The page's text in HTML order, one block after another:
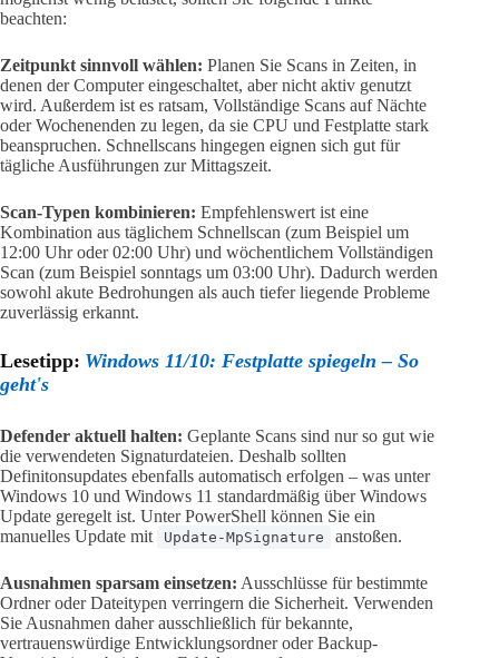
beachten:
Zeitpunkt sinnvoll wählen: Planen Sie Scans in Zeiten, in
denen der Computer eingeschaltet, aber nicht aktiv genutzt
wird. Außerdem ist es ratsam, Vollständige Scans auf Nächte
oder Wochenenden zu legen, da sie CPU und Festplatte stark
beanspruchen. Schnellscans hingegen eignen sich gut für
tägliche Ausführungen zur Mittagszeit.
Scan-Typen kombinieren: Empfehlenswert ist eine
Kombination aus täglichem Schnellscan (zum Beispiel um
12:00 Uhr oder 02:00 Uhr) und wöchentlichem Vollständigen
Scan (zum Beispiel sonntags um 03:00 Uhr). Dadurch werden
sowohl akute Bedrohungen als auch tiefer liegende Probleme
zuverlässig erkannt.
Lesetipp: Windows 11/10: Festplatte spiegeln – So
geht's
Defender aktuell halten: Geplante Scans sind nur so gut wie
die verwendeten Signaturdateien. Deshalb sollten
Definitonsupdates ebenfalls automatisch erfolgen – was unter
Windows 10 und Windows 11 standardmäßig über Windows
Update geregelt ist. Unter PowerShell können Sie ein
manuelles Update mit
Update-MpSignature anstoßen.
Ausnahmen sparsam einsetzen: Ausschlüsse für bestimmte
Ordner oder Dateitypen verringern die Sicherheit. Verwenden
Sie Ausnahmen daher ausschließlich für bekannte,
vertrauenswürdige Entwicklungsordner oder Backup-